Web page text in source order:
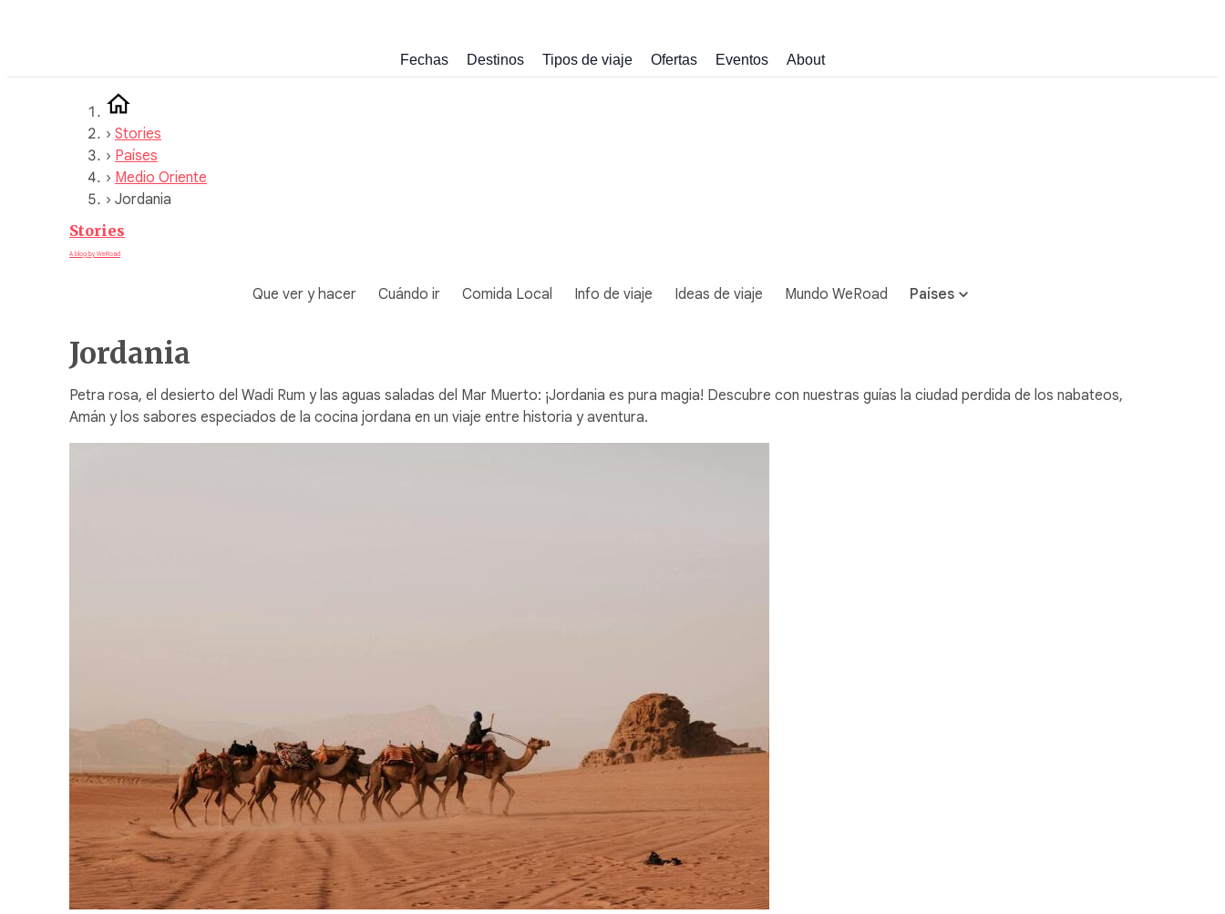
Fechas Destinos Tipos de viaje Ofertas Eventos About
› Stories
› Países
› Medio Oriente
› Jordania
Stories
A blog by WeRoad
Que ver y hacer Cuándo ir Comida Local Info de viaje Ideas de viaje Mundo WeRoad Países
Jordania
Petra rosa, el desierto del Wadi Rum y las aguas saladas del Mar Muerto: ¡Jordania es pura magia! Descubre con nuestras guías la ciudad perdida de los nabateos,
Amán y los sabores especiados de la cocina jordana en un viaje entre historia y aventura.